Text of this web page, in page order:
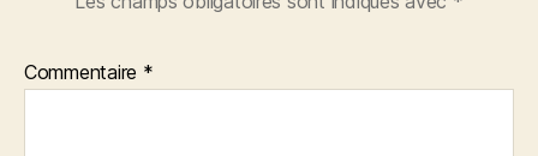
Commentaire *